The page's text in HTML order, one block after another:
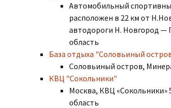
Автомобильный
расположен в 22 км от
автодороги Н. Новгород —
область
База отдыха "Соловьиный
Соловьиный остров,
КВЦ "Сокольники"
Москва, КВЦ «Сокольники»
область